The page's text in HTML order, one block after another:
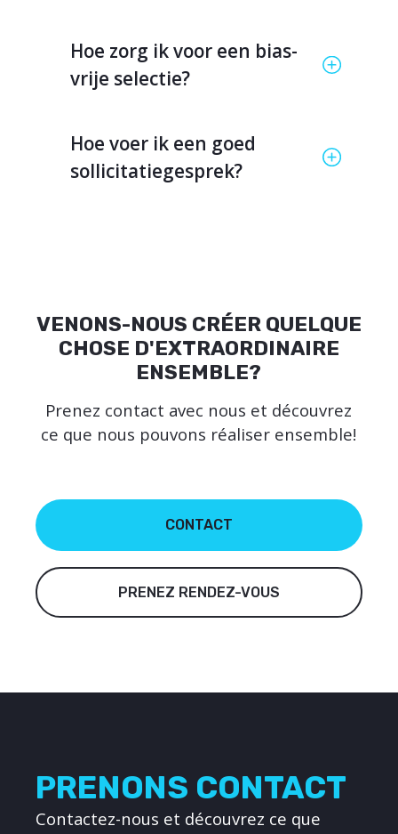
Hoe zorg ik voor een bias-
vrije selectie?
Hoe voer ik een goed
sollicitatiegesprek?
VENONS-NOUS CRÉER QUELQUE
CHOSE D'EXTRAORDINAIRE
ENSEMBLE?
Prenez contact avec nous et découvrez
ce que nous pouvons réaliser ensemble!
CONTACT
PRENEZ RENDEZ-VOUS
PRENONS CONTACT
Contactez-nous et découvrez ce que